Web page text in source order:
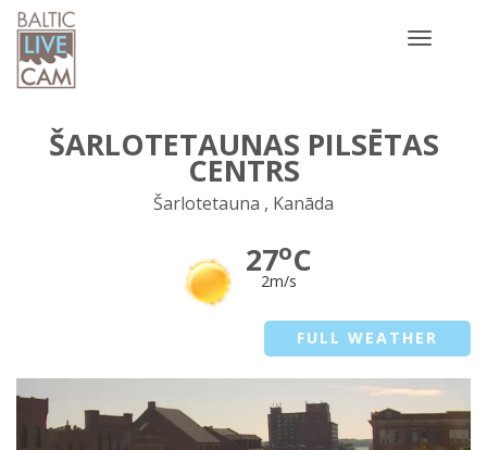
Toggle
ŠARLOTETAUNAS PILSĒTAS
CENTRS
Šarlotetauna , Kanāda
27oC
2m/s
FULL WEATHER